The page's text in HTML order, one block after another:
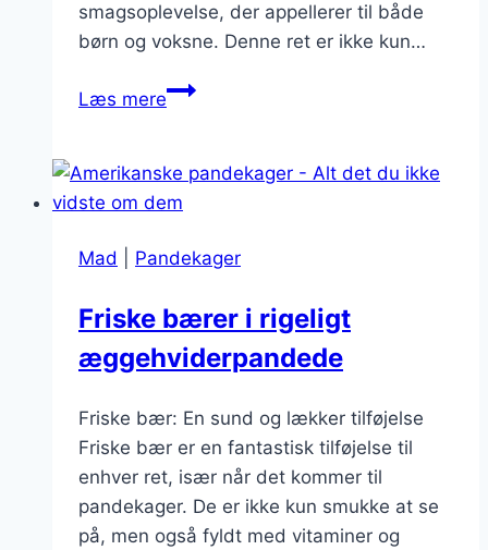
smagsoplevelse, der appellerer til både
børn og voksne. Denne ret er ikke kun…
Læs merePandekager
og
koldskål
Mad Pandekager
Friske bærer i rigeligt
æggehviderpandede
Friske bær: En sund og lækker tilføjelse
Friske bær er en fantastisk tilføjelse til
enhver ret, især når det kommer til
pandekager. De er ikke kun smukke at se
på, men også fyldt med vitaminer og